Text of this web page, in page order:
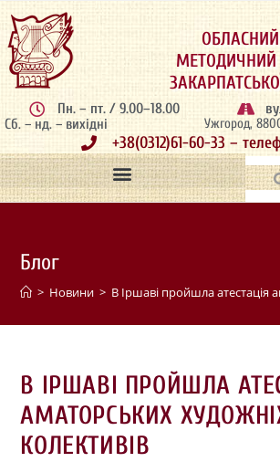
МЕТОДИЧНИЙ
Пн. – пт. / 9.00–18.00
Сб. – нд. – вихідні
Ужгород,
+38(0312)61-60-33 –
Блог
> Новини > В Іршаві пройшла атестація
В ІРШАВІ ПРОЙШЛА
АМАТОРСЬКИХ
КОЛЕКТИВІВ